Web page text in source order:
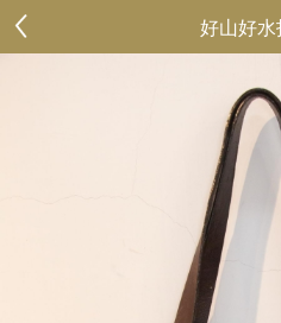
好山好